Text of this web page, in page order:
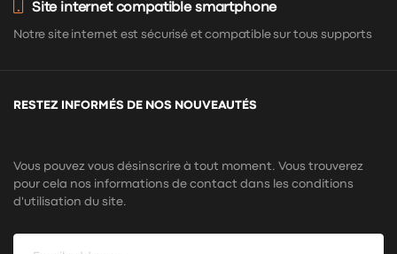
Site internet compatible smartphone
Notre site internet est sécurisé et compatible sur tous supports
RESTEZ INFORMÉS DE NOS NOUVEAUTÉS
Vous pouvez vous désinscrire à tout moment. Vous trouverez
pour cela nos informations de contact dans les conditions
d'utilisation du site.